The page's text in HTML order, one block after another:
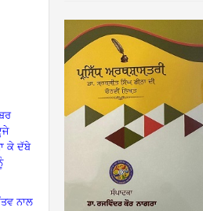
ਕੇ ਦੱਬੇ
ਨਾਲ